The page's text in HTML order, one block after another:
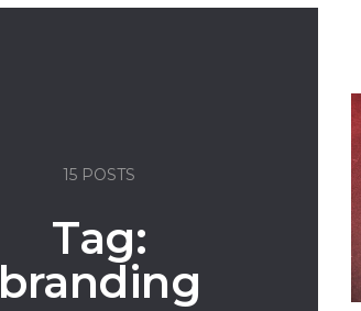
15 POSTS
Tag:
branding